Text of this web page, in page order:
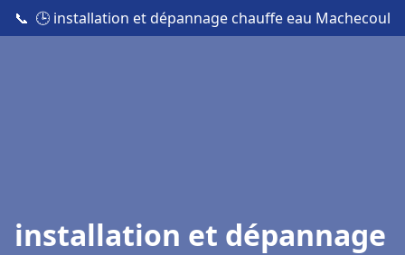
📞 🕒 installation et dépannage chauffe eau Machecoul
installation et dépannage